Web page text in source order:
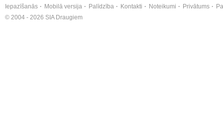
Iepazīšanās Mobilā versija Palīdzība Kontakti Noteikumi Privātums
© 2004 - 2026 SIA Draugiem